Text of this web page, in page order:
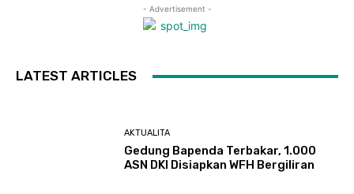
- Advertisement -
LATEST ARTICLES
AKTUALITA
Gedung Bapenda Terbakar, 1.000
ASN DKI Disiapkan WFH Bergiliran